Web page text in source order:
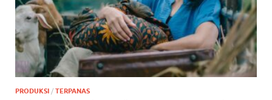
PRODUKSI / TERPANAS